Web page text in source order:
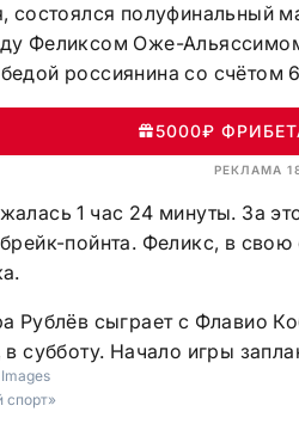
состоялся полуфинальный
Феликсом Оже-
россиянина со счётом
5000₽
РЕКЛАМА
1 час 24 минуты. За
пойнта. Феликс, в
Рублёв сыграет с Флавио
субботу. Начало игры
спорт»